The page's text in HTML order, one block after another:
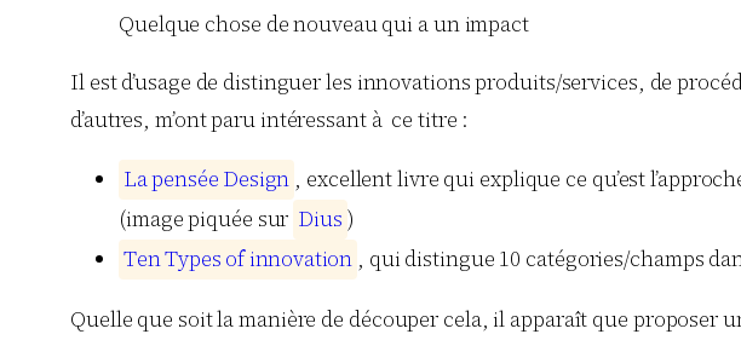
Quelque chose de nouveau qui a un impact
Il est d’usage de distinguer les innovations produits/services, de
d’autres, m’ont paru intéressant à ce titre :
Lapensée Design , excellent livre qui explique ce qu’est
(image piquée sur Dius )
TenTypes of innovation , qui distingue 10 catégories/champs
Quelle que soit la manière de découper cela, il apparaît que